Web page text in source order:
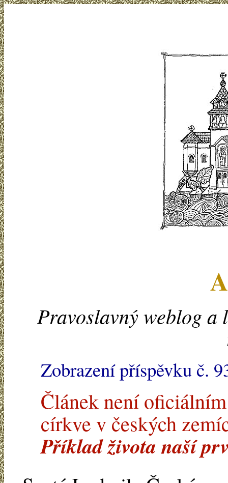
Pravoslavný weblog a
Zobrazení příspěvku č.
Článek není
církve v českých
Příklad života naší